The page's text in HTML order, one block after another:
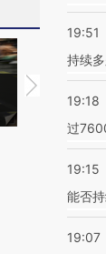
马航飞行员跨
粒摇头丸 尿检
19:51
持续多
19:18
过
19:15
能否
19:07